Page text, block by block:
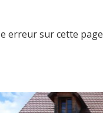
erreur sur cette page